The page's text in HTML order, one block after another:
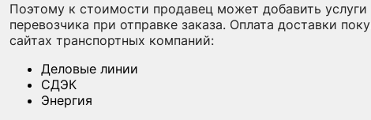
Поэтому к стоимости продавец может добавить
перевозчика при отправке заказа. Оплата доставки
сайтах транспортных компаний:
Деловые линии
СДЭК
Энергия